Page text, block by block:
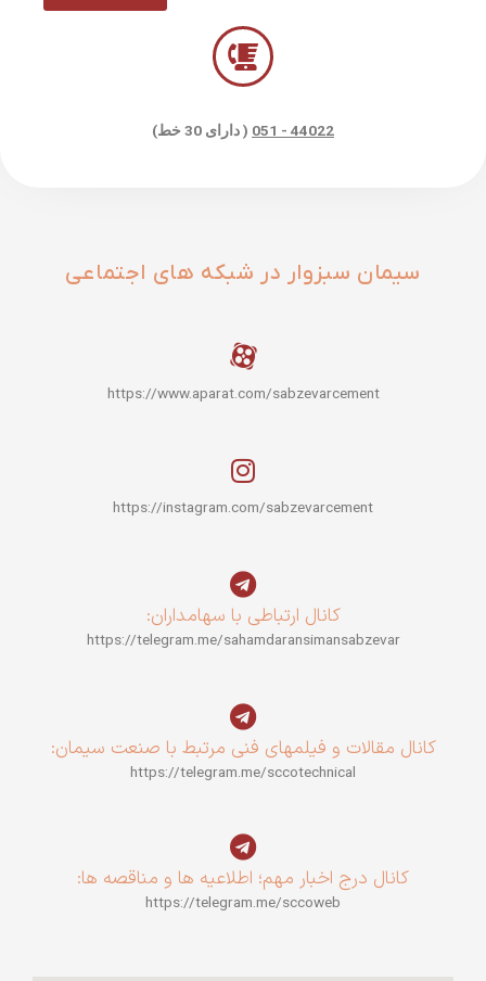
44022 - 051 ( دارای 30 خط)
سیمان سبزوار در شبکه های اجتماعی
https://www.aparat.com/sabzevarcement
https://instagram.com/sabzevarcement
کانال ارتباطی با سهامداران:
https://telegram.me/sahamdaransimansabzevar
کانال مقالات و فیلمهای فنی مرتبط با صنعت سیمان:
https://telegram.me/sccotechnical
کانال درج اخبار مهم؛ اطلاعیه ها و مناقصه ها:
https://telegram.me/sccoweb